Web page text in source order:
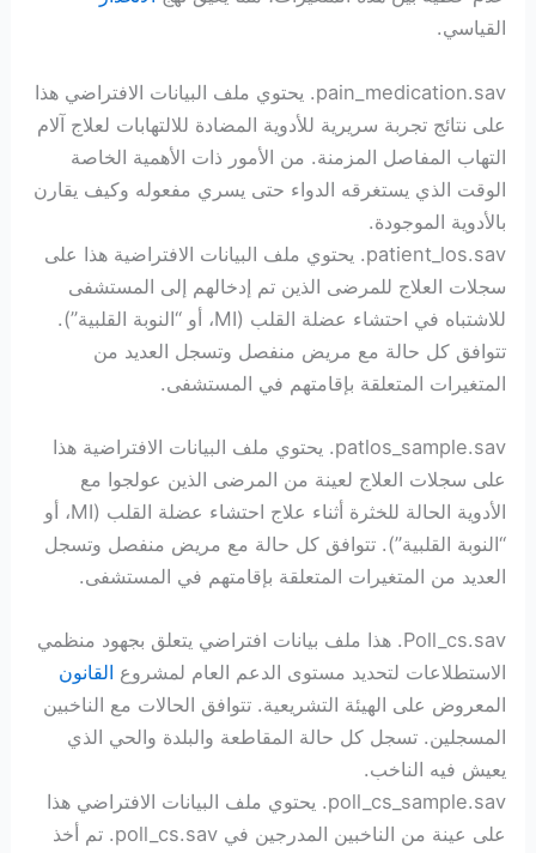
القياسي.
pain_medication.sav. يحتوي ملف البيانات الافتراضي هذا
على نتائج تجربة سريرية للأدوية المضادة للالتهابات لعلاج آلام
التهاب المفاصل المزمنة. من الأمور ذات الأهمية الخاصة
الوقت الذي يستغرقه الدواء حتى يسري مفعوله وكيف يقارن
بالأدوية الموجودة.
patient_los.sav. يحتوي ملف البيانات الافتراضية هذا على
سجلات العلاج للمرضى الذين تم إدخالهم إلى المستشفى
للاشتباه في احتشاء عضلة القلب (MI، أو “النوبة القلبية”).
تتوافق كل حالة مع مريض منفصل وتسجل العديد من
المتغيرات المتعلقة بإقامتهم في المستشفى.
patlos_sample.sav. يحتوي ملف البيانات الافتراضية هذا
على سجلات العلاج لعينة من المرضى الذين عولجوا مع
الأدوية الحالة للخثرة أثناء علاج احتشاء عضلة القلب (MI، أو
“النوبة القلبية”). تتوافق كل حالة مع مريض منفصل وتسجل
العديد من المتغيرات المتعلقة بإقامتهم في المستشفى.
Poll_cs.sav. هذا ملف بيانات افتراضي يتعلق بجهود منظمي
الاستطلاعات لتحديد مستوى الدعم العام لمشروع القانون
المعروض على الهيئة التشريعية. تتوافق الحالات مع الناخبين
المسجلين. تسجل كل حالة المقاطعة والبلدة والحي الذي
يعيش فيه الناخب.
poll_cs_sample.sav. يحتوي ملف البيانات الافتراضي هذا
على عينة من الناخبين المدرجين في poll_cs.sav. تم أخذ